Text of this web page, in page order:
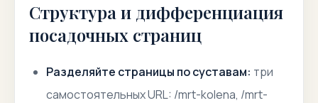
Структура и дифференциация
посадочных страниц
Разделяйте страницы по суставам: три
самостоятельных URL: /mrt-kolena, /mrt-